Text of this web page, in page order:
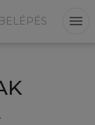
BELÉPÉS menu